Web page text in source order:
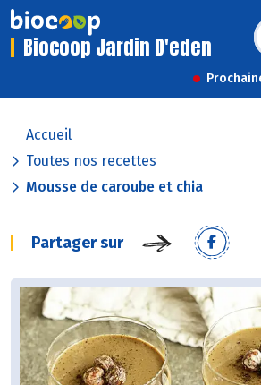
Biocoop Jardin D'eden
Accueil
Toutes nos recettes
Mousse de caroube et chia
Partager sur